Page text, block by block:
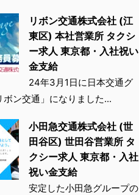
リボン交通株式会社 (江
東区) 本社営業所 タクシ
ー求人 東京都・入社祝い
金支給
24年3月1日に日本交通グ
ボン交通」になりました...
小田急交通株式会社 (世
田谷区) 世田谷営業所 タ
クシー求人 東京都・入社
祝い金支給
安定した小田急グループの